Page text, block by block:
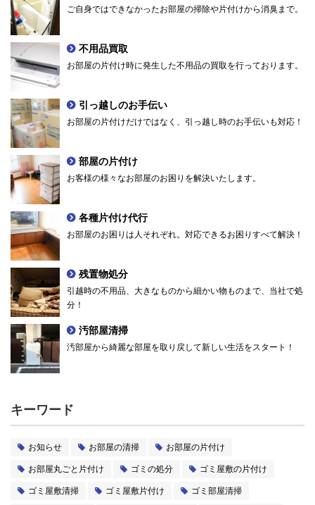
ご自身ではできなかったお部屋の掃除や片付けから消臭まで。
不用品買取
お部屋の片付け時に発生した不用品の買取を行っております。
引っ越しのお手伝い
お部屋の片付けだけではなく、引っ越し時のお手伝いも対応！
部屋の片付け
お客様の様々なお部屋のお困りを解決いたします。
各種片付け代行
お部屋のお困りは人それぞれ。対応できるお困りすべて解決！
残置物処分
引越時の不用品、大きなものから細かい物ものまで、当社で処
分！
汚部屋清掃
汚部屋から綺麗な部屋を取り戻して新しい生活をスタート！
キーワード
お知らせ お部屋の清掃
お部屋の片付け
お部屋丸ごと片付け
ゴミの処分
ゴミ屋敷の片付け
ゴミ屋敷清掃
ゴミ屋敷片付け
ゴミ部屋清掃